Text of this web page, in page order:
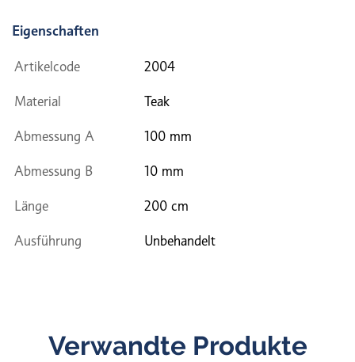
Eigenschaften
Artikelcode 2004
Material Teak
Abmessung A 100 mm
Abmessung B 10 mm
Länge 200 cm
Ausführung Unbehandelt
Verwandte Produkte